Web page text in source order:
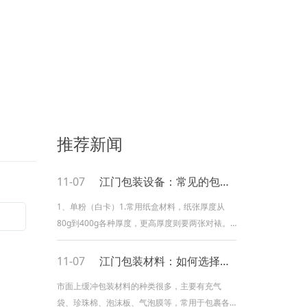
推荐新闻
11-07 江门包装设备：常见的包装材质有哪些
1、单粉（白卡）1.常用纸盒材料，纸张厚度从
80g到400g各种厚度，更高厚度则要两张对裱。
2. 纸张一面亮光，一面亚光，只有光面可以印
刷。3.对印刷颜色没有限制制。4.印刷后常用的表
2、双铜（铜版纸）1.常用纸盒材料，纸张厚度从
11-07 江门包装材料：如何选择缓冲包装材料
市面上缓冲包装材料的种类很多，主要有充气
袋、珍珠棉、泡沫板、气泡膜等，常用于包裹各